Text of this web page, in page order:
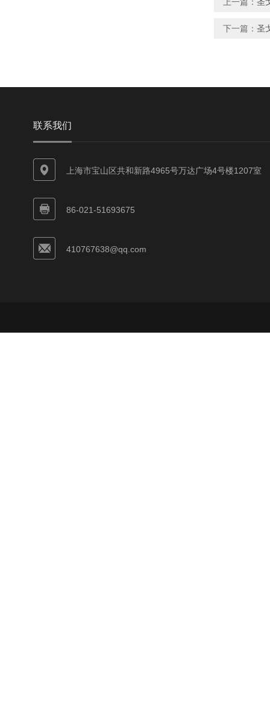
下一篇： 圣
联系我们
上海市宝山区共和新路4965号万达广场4号楼1207室
86-021-51693675
410767638@qq.com